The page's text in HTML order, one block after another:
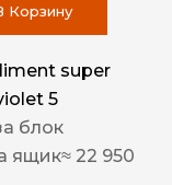
Корзину
super
5
блок
ящик≈ 22 950